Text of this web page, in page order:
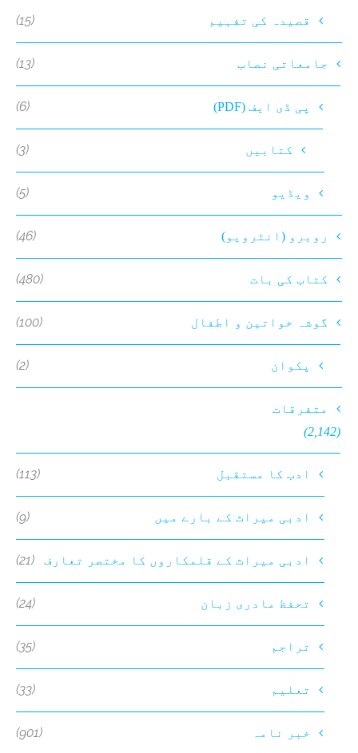
قصیدہ کی تفہیم (15)
جامعاتی نصاب (13)
پی ڈی ایف (PDF) (6)
کتابیں (3)
ویڈیو (5)
روبرو (انٹرویو) (46)
کتاب کی بات (480)
گوشہ خواتین و اطفال (100)
پکوان (2)
متفرقات
(2,142)
ادب کا مستقبل (113)
ادبی میراث کے بارے میں (9)
ادبی میراث کے قلمکاروں کا مختصر تعارف (21)
تحفظ مادری زبان (24)
تراجم (35)
تعلیم (33)
خبر نامہ (901)